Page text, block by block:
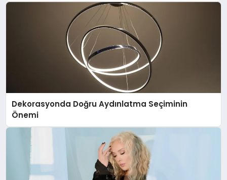
Dekorasyonda Doğru Aydınlatma Seçiminin
Önemi